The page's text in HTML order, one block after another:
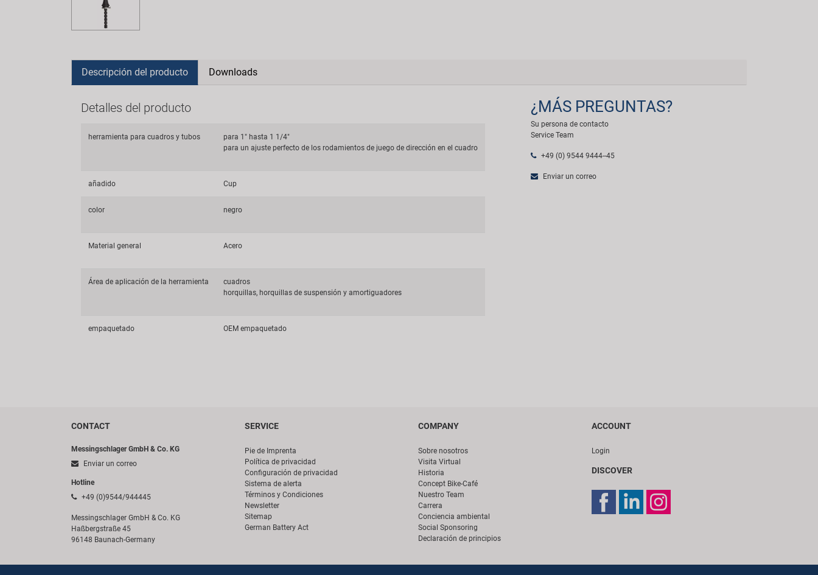
Descripción del producto Downloads
Detalles del producto
herramienta para cuadros y tubos
para 1" hasta 1 1/4"
para un ajuste perfecto de los rodamientos de juego de dirección en el cuadro
añadido Cup
color negro
Material general Acero
Área de aplicación de la herramienta
cuadros
horquillas, horquillas de suspensión y amortiguadores
empaquetado OEM empaquetado
¿MÁS PREGUNTAS?
Su persona de contacto
Service Team
+49 (0) 9544 9444--45
Enviar un correo
CONTACT
Messingschlager GmbH & Co. KG
Enviar un correo
Hotline
+49 (0)9544/944445
Messingschlager GmbH & Co. KG
Haßbergstraße 45
96148 Baunach-Germany
SERVICE
Pie de Imprenta
Política de privacidad
Configuración de privacidad
Sistema de alerta
Términos y Condiciones
Newsletter
Sitemap
German Battery Act
COMPANY
Sobre nosotros
Visita Virtual
Historia
Concept Bike-Café
Nuestro Team
Carrera
Conciencia ambiental
Social Sponsoring
Declaración de principios
ACCOUNT
Login
DISCOVER